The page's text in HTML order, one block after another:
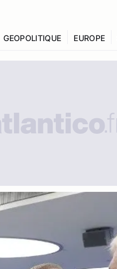
GEOPOLITIQUE EUROPE